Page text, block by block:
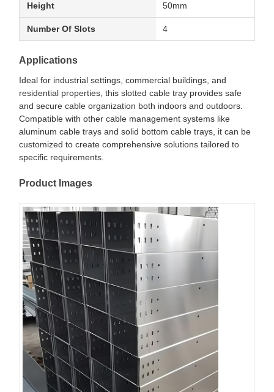
Height 50mm
Number Of Slots 4
Applications
Ideal for industrial settings, commercial buildings, and
residential properties, this slotted cable tray provides safe
and secure cable organization both indoors and outdoors.
Compatible with other cable management systems like
aluminum cable trays and solid bottom cable trays, it can be
customized to create comprehensive solutions tailored to
specific requirements.
Product Images